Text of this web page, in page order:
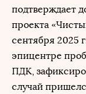
подтверждает
проекта
сентября 2025
эпицентре
ПДК,
случай